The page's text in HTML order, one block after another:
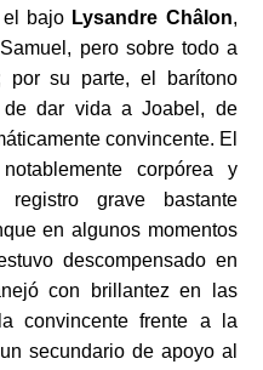
el bajo Lysandre Châlon,
pero sobre todo a
por su parte, el barítono
de dar vida a Joabel, de
convincente. El
corpórea y
grave bastante
en algunos momentos
descompensado en
con brillantez en las
convincente frente a la
secundario de apoyo al